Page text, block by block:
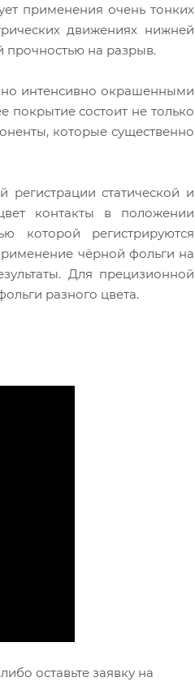
применения очень тонких
движениях нижней
прочностью на разрыв.
интенсивно окрашенными
покрытие состоит не только
которые существенно
статической и
контакты в положении
которой регистрируются
чёрной фольги на
Для прецизионной
разного цвета.
оставьте заявку на